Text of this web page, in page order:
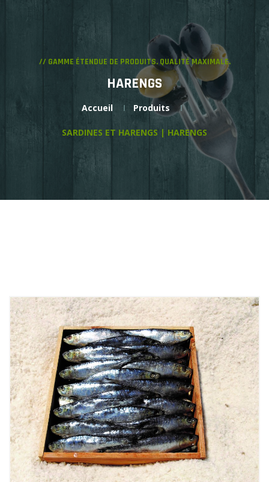
// GAMME ÉTENDUE DE PRODUITS. QUALITÉ MAXIMALE.
HARENGS
Accueil Produits
SARDINES ET HARENGS | HARENGS